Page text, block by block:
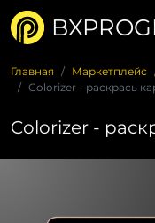
Главная Маркетплейс
Colorizer - раскрась
Colorizer -